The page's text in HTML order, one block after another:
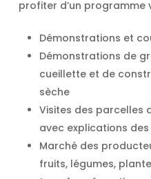
profiter d’un programme
Démonstrations et
Démonstrations de
cueillette et de
sèche
Visites des parcelles
avec explications
Marché des
fruits, légumes,